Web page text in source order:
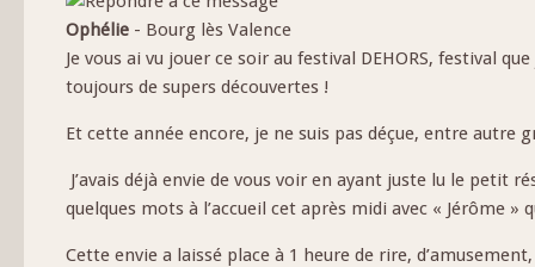
Ophélie - Bourg lès Valence
Je vous ai vu jouer ce soir au festival DEHORS, festival
toujours de supers découvertes !
Et cette année encore, je ne suis pas déçue, entre autre
J’avais déjà envie de vous voir en ayant juste lu le petit
quelques mots à l’accueil cet après midi avec « Jérôme »
Cette envie a laissé place à 1 heure de rire,